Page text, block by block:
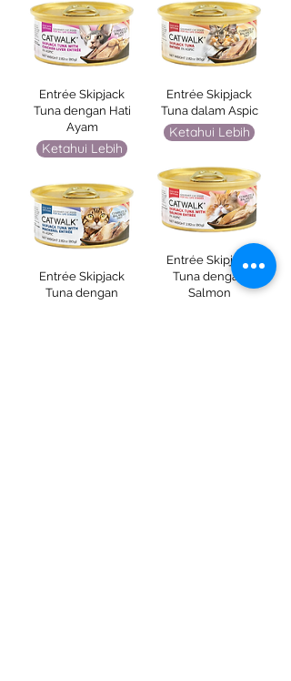
Entrée Skipjack
Tuna dengan Hati
Ayam
Ketahui Lebih
Entrée Skipjack
Tuna dengan
Entrée Skipjack
Tuna dalam Aspic
Ketahui Lebih
Entrée Skipjack
Tuna dengan
Salmon